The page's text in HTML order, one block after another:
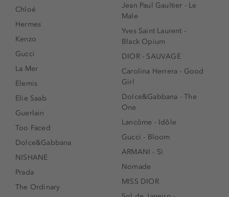
Chloé
Hermes
Kenzo
Gucci
La Mer
Elemis
Elie Saab
Guerlain
Too Faced
Dolce&Gabbana
NISHANE
Prada
The Ordinary
Jean Paul Gaultier - Le
Male
Yves Saint Laurent -
Black Opium
DIOR - SAUVAGE
Carolina Herrera - Good
Girl
Dolce&Gabbana - The
One
Lancôme - Idôle
Gucci - Bloom
ARMANI - Sì
Nomade
MISS DIOR